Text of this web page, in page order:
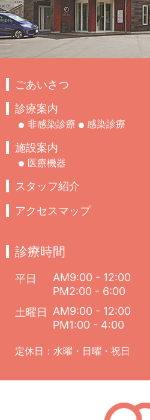
ごあいさつ
診療案内
非感染診療 感染診療
施設案内
医療機器
スタッフ紹介
アクセスマップ
診療時間
平日
AM9:00 - 12:00
PM2:00 - 6:00
土曜日
AM9:00 - 12:00
PM1:00 - 4:00
定休日：水曜・日曜・祝日